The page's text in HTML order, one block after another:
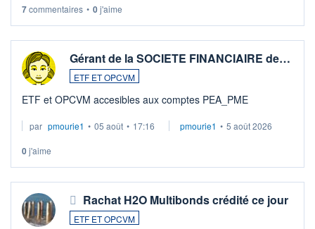
7commentaires • 0j'aime
Gérant de la SOCIETE FINANCIAIRE de…
ETF ET OPCVM
ETF et OPCVM accesibles aux comptes PEA_PME
par pmourie1 • 05 août • 17:16 pmourie1 • 5 août 2026
0j'aime
Rachat H2O Multibonds crédité ce jour
ETF ET OPCVM